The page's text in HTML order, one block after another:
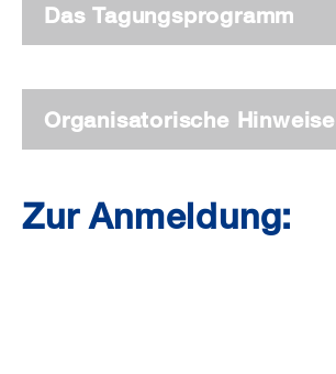
Das Tagungsprogramm
Organisatorische Hinweise
Zur Anmeldung: